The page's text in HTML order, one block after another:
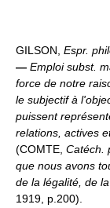
GILSON, Espr.
— Emploi subst.
force de notre
le subjectif à
puissent
relations, actives
(COMTE, Catéch.
que nous avons
de la légalité, de
1919, p.200).